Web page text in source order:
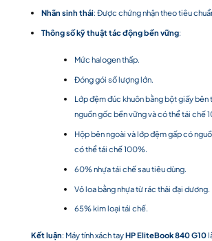
Nhãn sinh thái: Được chứng nhận theo tiêu
Thông số kỹ thuật tác động bền vững:
Mức halogen thấp.
Đóng gói số lượng lớn.
Lớp đệm đúc khuôn bằng bột giấy bên
nguồn gốc bền vững và có thể tái chế
Hộp bên ngoài và lớp đệm gấp có
có thể tái chế 100%.
60% nhựa tái chế sau tiêu dùng.
Vỏ loa bằng nhựa từ rác thải đại dương.
65% kim loại tái chế.
Kết luận: Máy tính xách tayHP EliteBook 840 G10